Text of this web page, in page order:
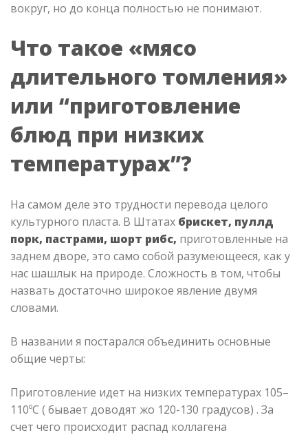
вокруг, но до конца полностью не понимают.
Что такое «мясо
длительного томления»
или “приготовление
блюд при низких
температурах”?
На самом деле это трудности перевода целого
культурного пласта. В Штатах брискет, пуллд
порк, пастрами, шорт рибс, приготовленные на
заднем дворе, это само собой разумеющееся, как у
нас шашлык на природе. Сложность в том, чтобы
назвать достаточно широкое явление двумя
словами.
В названии я постарался объединить основные
общие черты:
Приготовление идет на низких температурах 105–
110ºС ( бывает доводят жо 120-130 градусов) . За
счет чего происходит распад коллагена